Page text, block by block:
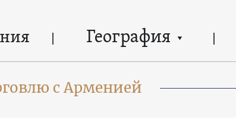
География
с Арменией